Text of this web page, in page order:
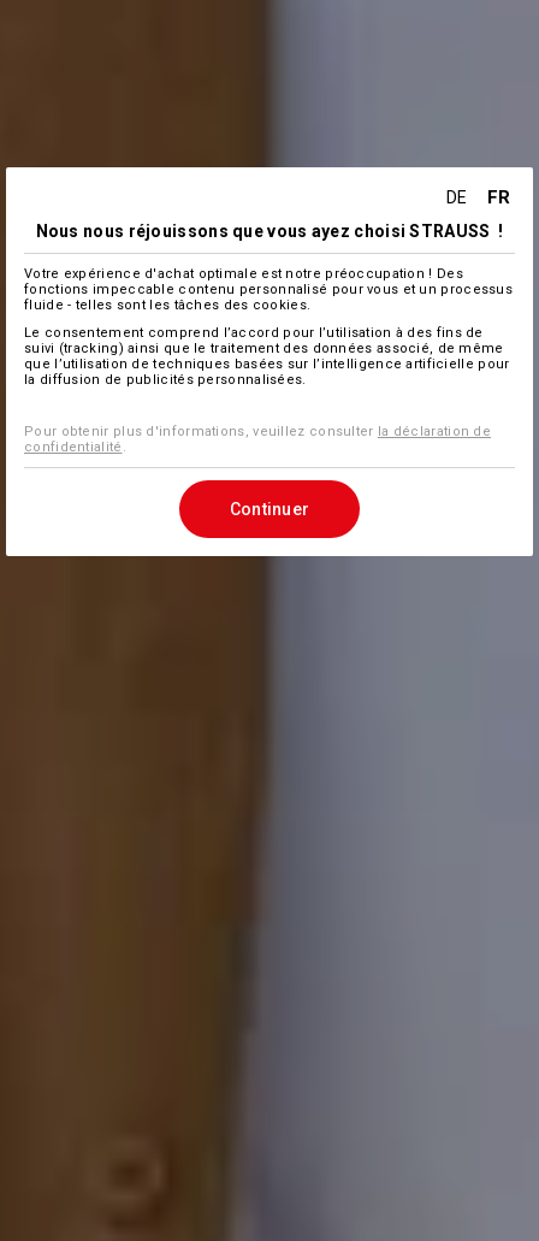
DE FR
Nous nous réjouissons que vous ayez choisi STRAUSS !
Votre expérience d'achat optimale est notre préoccupation ! Des
fonctions impeccable contenu personnalisé pour vous et un processus
fluide - telles sont les tâches des cookies.
Le consentement comprend l’accord pour l’utilisation à des fins de
suivi (tracking) ainsi que le traitement des données associé, de même
que l’utilisation de techniques basées sur l’intelligence artificielle pour
la diffusion de publicités personnalisées.
Pour obtenir plus d'informations, veuillez consulter la déclaration de
confidentialité .
Continuer